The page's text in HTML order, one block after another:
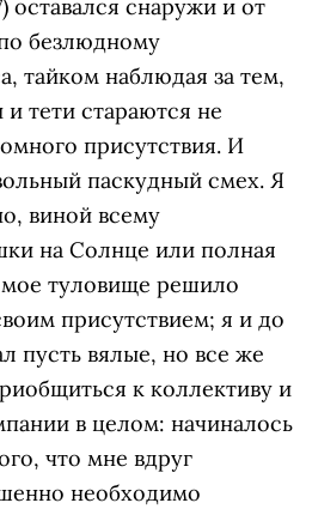
оставался снаружи и от
безлюдному
тайком наблюдая за тем,
тети стараются не
присутствия. И
паскудный смех. Я
виной всему
на Солнце или полная
мое туловище решило
присутствием; я и до
пусть вялые, но все же
к коллективу и
в целом: начиналось
что мне вдруг
необходимо